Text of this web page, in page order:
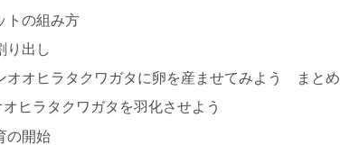
トの組み方
り出し
オオヒラタクワガタに卵を産ませてみよう まとめ
ヒラタクワガタを羽化させよう
の開始